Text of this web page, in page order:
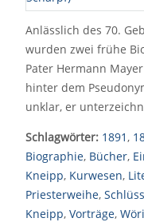
Anlässlich des 70.
wurden zwei frühe
Pater Hermann
hinter dem
unklar, er
Schlagwörter: 1891,
Biographie, Bücher,
Kneipp, Kurwesen,
Priesterweihe,
Kneipp, Vorträge,